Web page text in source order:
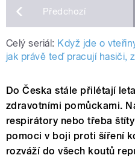
Předchozí
Celý seriál: Když jde o
jak právě teď pracují hasiči,
Do Česka stále přilétají
zdravotními pomůckami.
respirátory nebo třeba
pomoci v boji proti šíření
rozváží do všech koutů